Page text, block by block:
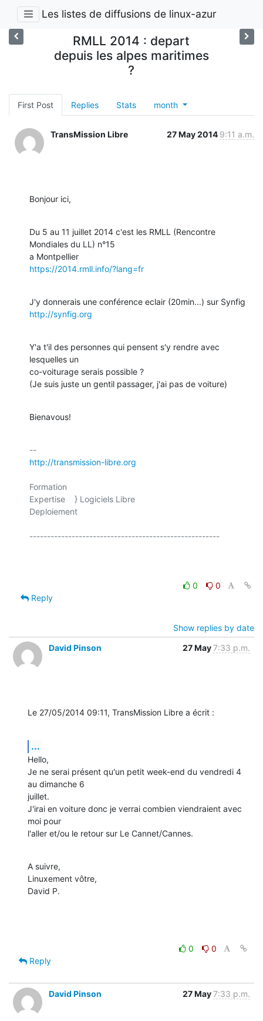
Les listes de diffusions de linux-azur
RMLL 2014 : depart
depuis les alpes maritimes
?
First Post Replies Stats month
TransMission Libre 27 May 2014 9:11 a.m.
Bonjour ici,
Du 5 au 11 juillet 2014 c'est les RMLL (Rencontre
Mondiales du LL) n°15
https://2014.rmll.info/?lang=fr
http://synfig.org
Y'a t'il des personnes qui pensent s'y rendre avec
lesquelles un
co-voiturage serais possible ?
(Je suis juste un gentil passager, j'ai pas de voiture)
Bienavous!
http://transmission-libre.org
Formation
Expertise    } Logiciels Libre
Deploiement
------------------------------------------------------
0
0
Reply
Show replies by date
David Pinson
27 May7:33 p.m.
Le 27/05/2014 09:11, TransMission Libre a écrit :
...
Hello,
Je ne serai présent qu'un petit week-end du vendredi 4
au dimanche 6
juillet.
J'irai en voiture donc je verrai combien viendraient avec
moi pour
l'aller et/ou le retour sur Le Cannet/Cannes.
A suivre,
Linuxement vôtre,
David P.
0
0
Reply
David Pinson 27 May7:33 p.m.